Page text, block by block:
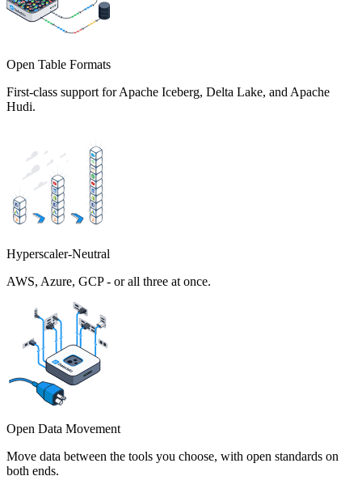
Open Table Formats
First-class support for Apache Iceberg, Delta Lake, and Apache
Hudi.
Hyperscaler-Neutral
AWS, Azure, GCP - or all three at once.
Open Data Movement
Move data between the tools you choose, with open standards on
both ends.